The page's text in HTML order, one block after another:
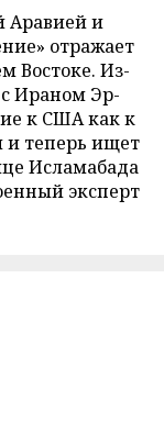
Аравией и
отражает
Востоке. Из-
Ираном Эр-
к США как к
и теперь ищет
Исламабада
эксперт